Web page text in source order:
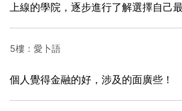
上線的學院，逐步進行了解選擇自己
5樓：愛卜語
個人覺得金融的好，涉及的面廣些！